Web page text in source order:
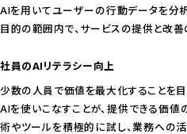
AIを用いてユーザーの行動データを分
目的の範囲内で、サービスの提供と改善
社員のAIリテラシー向上
少数の人員で価値を最大化することを
AIを使いこなすことが、提供できる価
術やツールを積極的に試し、業務への